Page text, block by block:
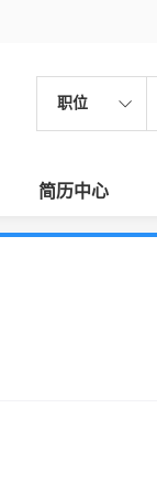
职位
简历中心